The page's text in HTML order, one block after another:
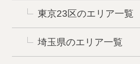
東京23区のエリア一覧
埼玉県のエリア一覧